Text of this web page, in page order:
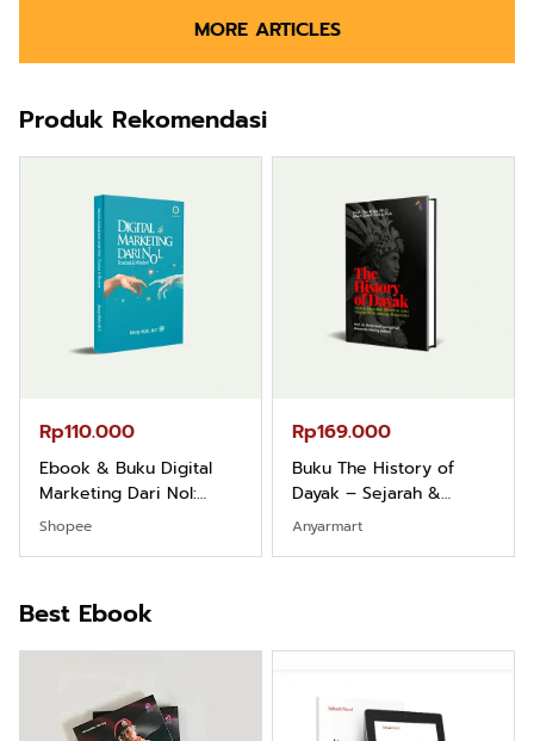
MORE ARTICLES
Produk Rekomendasi
Rp110.000
Ebook & Buku Digital
Marketing Dari Nol:
Fondasi & Mindset untuk
Pemula
Shopee
Rp169.000
Buku The History of
Dayak – Sejarah &
Identitas Borneo Asli
Anyarmart
Best Ebook